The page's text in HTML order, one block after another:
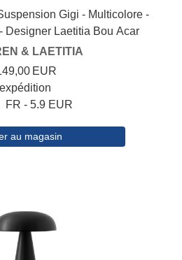
Gigi - Multicolore -
Designer Laetitia Bou Acar
& LAETITIA
EUR
expédition
FR - 5.9 EUR
au magasin